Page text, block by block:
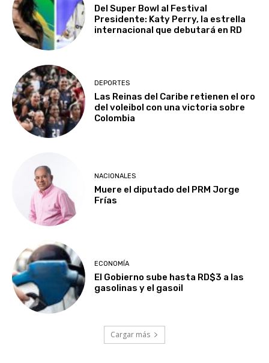
Del Super Bowl al Festival
Presidente: Katy Perry, la estrella
internacional que debutará en RD
DEPORTES
Las Reinas del Caribe retienen el oro
del voleibol con una victoria sobre
Colombia
NACIONALES
Muere el diputado del PRM Jorge
Frías
ECONOMÍA
El Gobierno sube hasta RD$3 a las
gasolinas y el gasoil
Cargar más